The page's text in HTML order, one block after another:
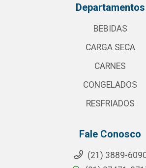
Departamentos
BEBIDAS
CARGA SECA
CARNES
CONGELADOS
RESFRIADOS
Fale Conosco
(21) 3889-